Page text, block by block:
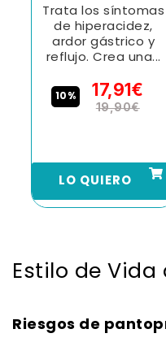
Trata los síntomas
de hiperacidez,
ardor gástrico y
reflujo. Crea una...
10% 17,91€
19,90€
LO QUIERO
Estilo de Vida
Riesgos de